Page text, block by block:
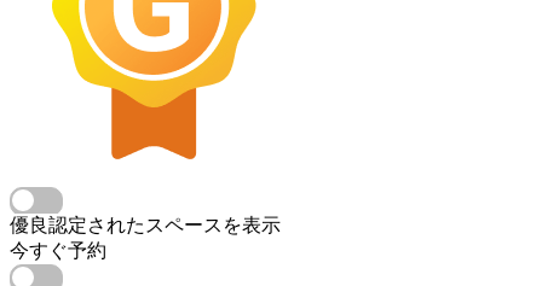
優良認定されたスペースを表示
今すぐ予約